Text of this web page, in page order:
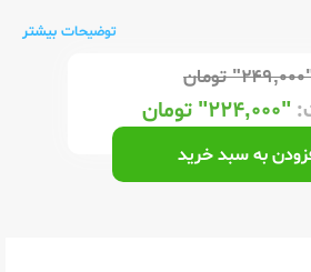
توضیحات بیشتر
تومان
"۲۲۴,۰۰۰" تومان
به سبد خرید